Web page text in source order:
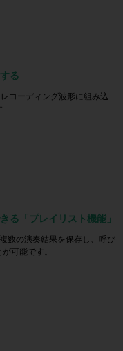
る
コーディング波形に組み込
る「プレイリスト機能」
数の演奏結果を保存し、呼び
可能です。